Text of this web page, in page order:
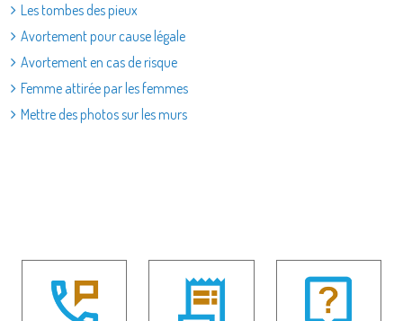
Les tombes des pieux
Avortement pour cause légale
Avortement en cas de risque
Femme attirée par les femmes
Mettre des photos sur les murs